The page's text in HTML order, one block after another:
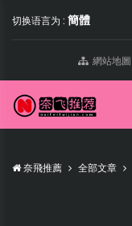
切换语言为 : 簡體
網站地圖
奈飛推薦 全部文章